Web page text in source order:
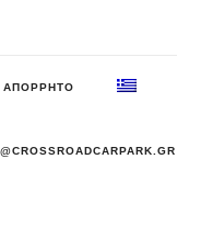
ΑΠΟΡΡΗΤΟ